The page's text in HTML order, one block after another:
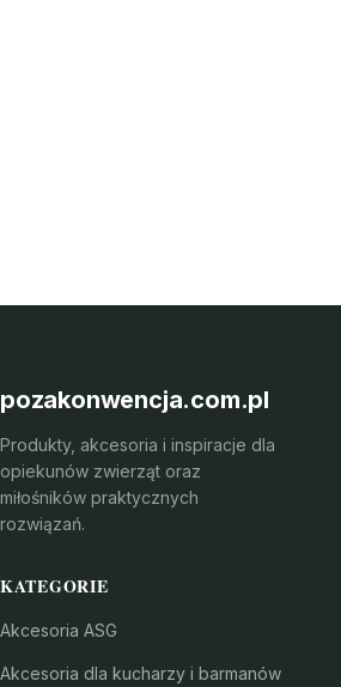
pozakonwencja.com.pl
Produkty, akcesoria i inspiracje dla
opiekunów zwierząt oraz
miłośników praktycznych
rozwiązań.
KATEGORIE
Akcesoria ASG
Akcesoria dla kucharzy i barmanów